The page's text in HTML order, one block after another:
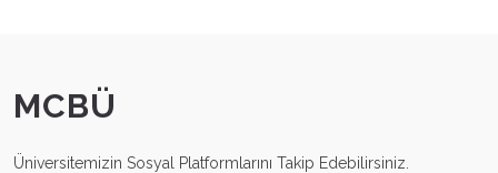
MCBÜ
Üniversitemizin Sosyal Platformlarını Takip Edebilirsiniz.